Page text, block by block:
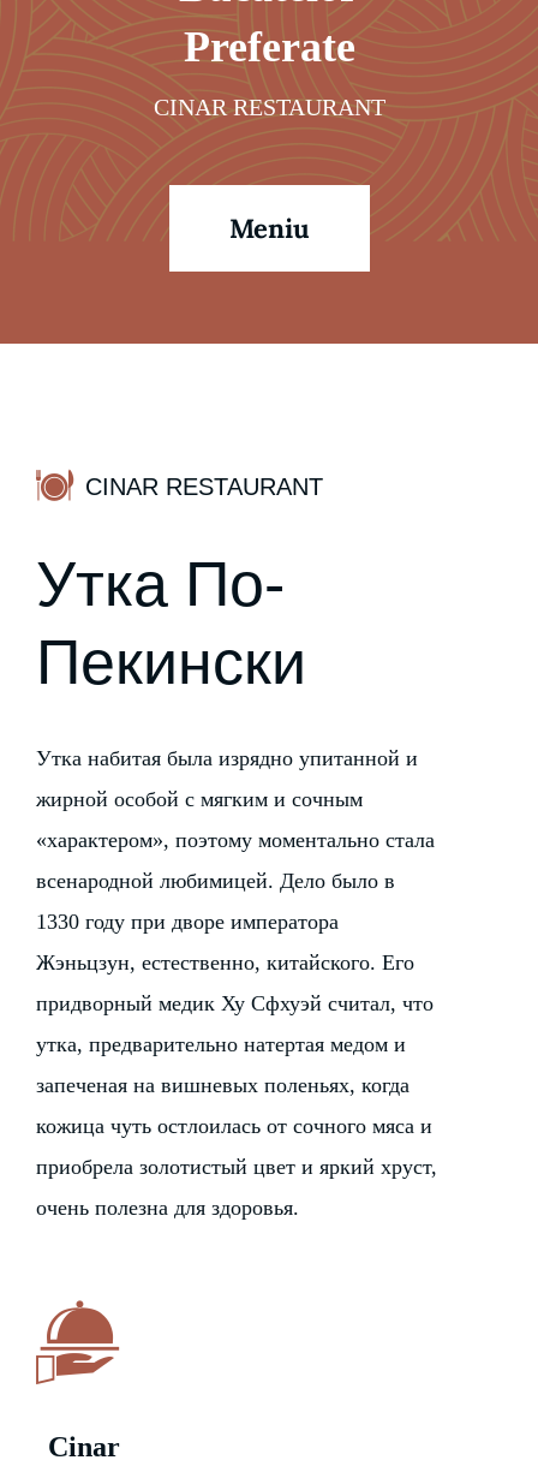
Русский
Preferate
CINAR RESTAURANT
Meniu
CINAR RESTAURANT
Утка По-
Пекински
Утка набитая была изрядно упитанной и
жирной особой с мягким и сочным
«характером», поэтому моментально стала
всенародной любимицей. Дело было в
1330 году при дворе императора
Жэньцзун, естественно, китайского. Его
придворный медик Ху Сфхуэй считал, что
утка, предварительно натертая медом и
запеченая на вишневых поленьях, когда
кожица чуть остлоилась от сочного мяса и
приобрела золотистый цвет и яркий хруст,
очень полезна для здоровья.
Cinar